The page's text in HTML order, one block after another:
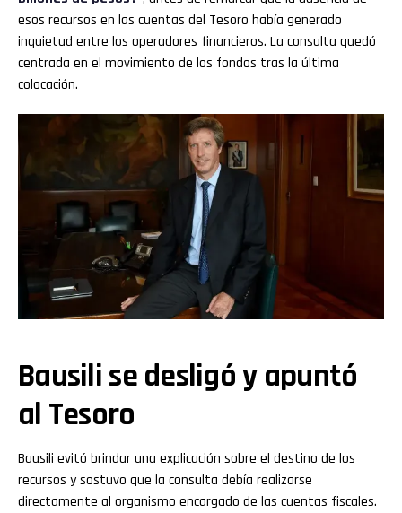
esos recursos en las cuentas del Tesoro había generado
inquietud entre los operadores financieros. La consulta quedó
centrada en el movimiento de los fondos tras la última
colocación.
Bausili se desligó y apuntó
al Tesoro
Bausili evitó brindar una explicación sobre el destino de los
recursos y sostuvo que la consulta debía realizarse
directamente al organismo encargado de las cuentas fiscales.